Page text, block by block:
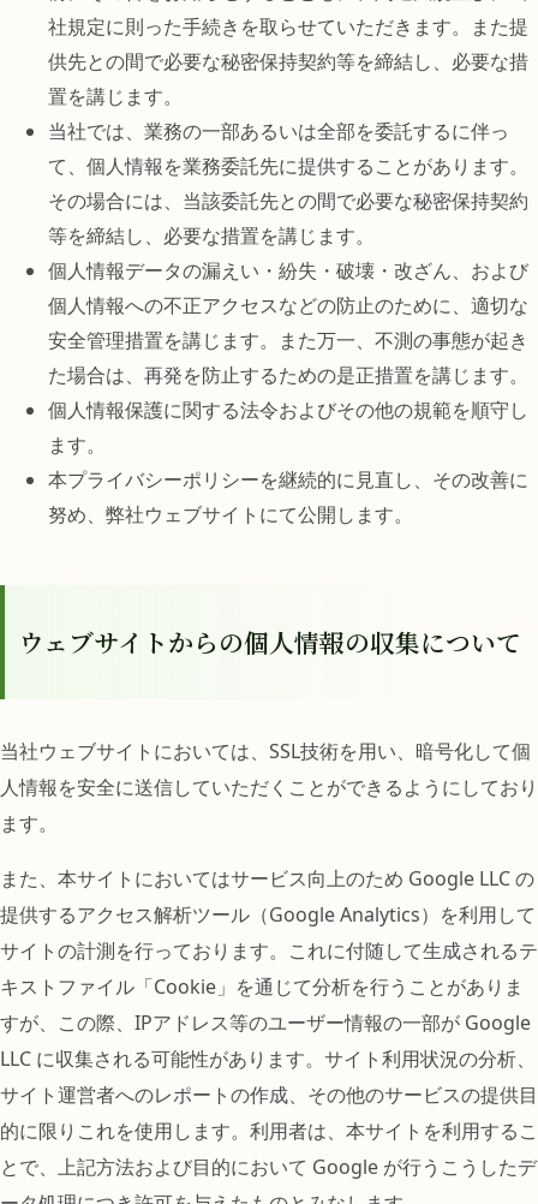
社規定に則った手続きを取らせていただきます。また提
供先との間で必要な秘密保持契約等を締結し、必要な措
置を講じます。
当社では、業務の一部あるいは全部を委託するに伴っ
て、個人情報を業務委託先に提供することがあります。
その場合には、当該委託先との間で必要な秘密保持契約
等を締結し、必要な措置を講じます。
個人情報データの漏えい・紛失・破壊・改ざん、および
個人情報への不正アクセスなどの防止のために、適切な
安全管理措置を講じます。また万一、不測の事態が起き
た場合は、再発を防止するための是正措置を講じます。
個人情報保護に関する法令およびその他の規範を順守し
ます。
本プライバシーポリシーを継続的に見直し、その改善に
努め、弊社ウェブサイトにて公開します。
ウェブサイトからの個人情報の収集について
当社ウェブサイトにおいては、SSL技術を用い、暗号化して個
人情報を安全に送信していただくことができるようにしており
ます。
また、本サイトにおいてはサービス向上のため Google LLC の
提供するアクセス解析ツール（Google Analytics）を利用して
サイトの計測を行っております。これに付随して生成されるテ
キストファイル「Cookie」を通じて分析を行うことがありま
すが、この際、IPアドレス等のユーザー情報の一部が Google
LLC に収集される可能性があります。サイト利用状況の分析、
サイト運営者へのレポートの作成、その他のサービスの提供目
的に限りこれを使用します。利用者は、本サイトを利用するこ
とで、上記方法および目的において Google が行うこうしたデ